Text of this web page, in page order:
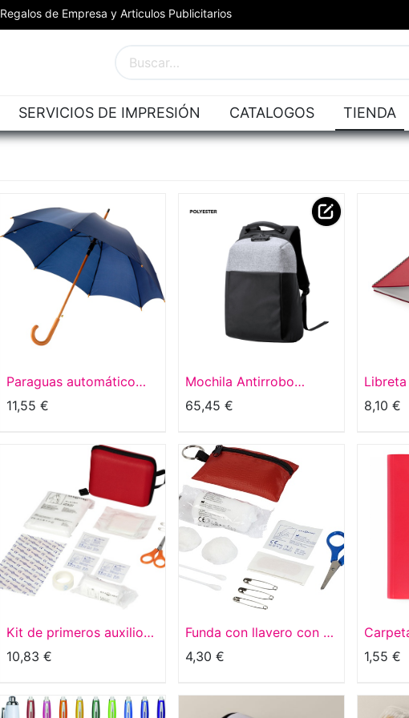
Regalos de Empresa y Articulos Publicitarios
SERVICIOS DE IMPRESIÓN CATALOGOS TIENDA
Paraguas automático
con puño y bastón de
11,55 €
Mochila Antirrobo
Ranley
65,45 €
8,10 €
Kit de primeros auxilios
de 16 piezas "Healer"
10,83 €
Funda con llavero con 16
elementos de primeros
4,30 €
1,55 €